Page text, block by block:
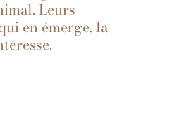
Leurs
en émerge, la